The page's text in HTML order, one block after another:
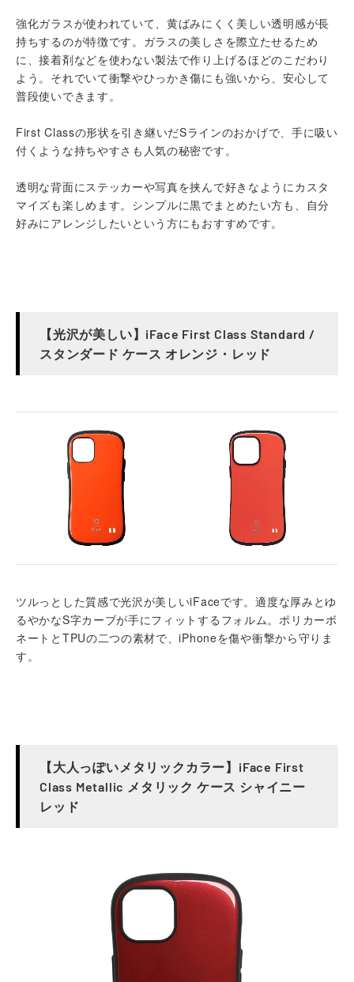
強化ガラスが使われていて、黄ばみにくく美しい透明感が長
持ちするのが特徴です。ガラスの美しさを際立たせるため
に、接着剤などを使わない製法で作り上げるほどのこだわり
よう。それでいて衝撃やひっかき傷にも強いから、安心して
普段使いできます。
First Classの形状を引き継いだSラインのおかげで、手に吸い
付くような持ちやすさも人気の秘密です。
透明な背面にステッカーや写真を挟んで好きなようにカスタ
マイズも楽しめます。シンプルに黒でまとめたい方も、自分
好みにアレンジしたいという方にもおすすめです。
【光沢が美しい】iFace First Class Standard /
スタンダード ケース オレンジ・レッド
ツルっとした質感で光沢が美しいiFaceです。適度な厚みとゆ
るやかなS字カーブが手にフィットするフォルム。ポリカーボ
ネートとTPUの二つの素材で、iPhoneを傷や衝撃から守りま
す。
【大人っぽいメタリックカラー】iFace First
Class Metallic メタリック ケース シャイニー
レッド